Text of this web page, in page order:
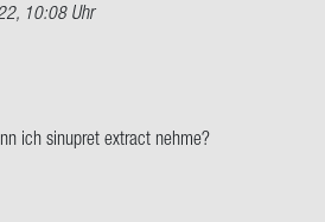
10:08 Uhr
ich sin­u­pret ex­tract nehme?